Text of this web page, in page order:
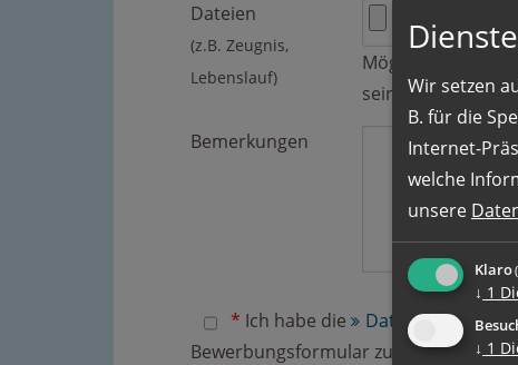
Dateien
(z.B. Zeugnis,
Lebenslauf)
Möglich sind
sein.
Bemerkungen
* Ich habe die
Bewerbungsformular zur
Wir setzen
B. für die
Internet-
welche
unsere
Klaro
↓ 1
↓ 1